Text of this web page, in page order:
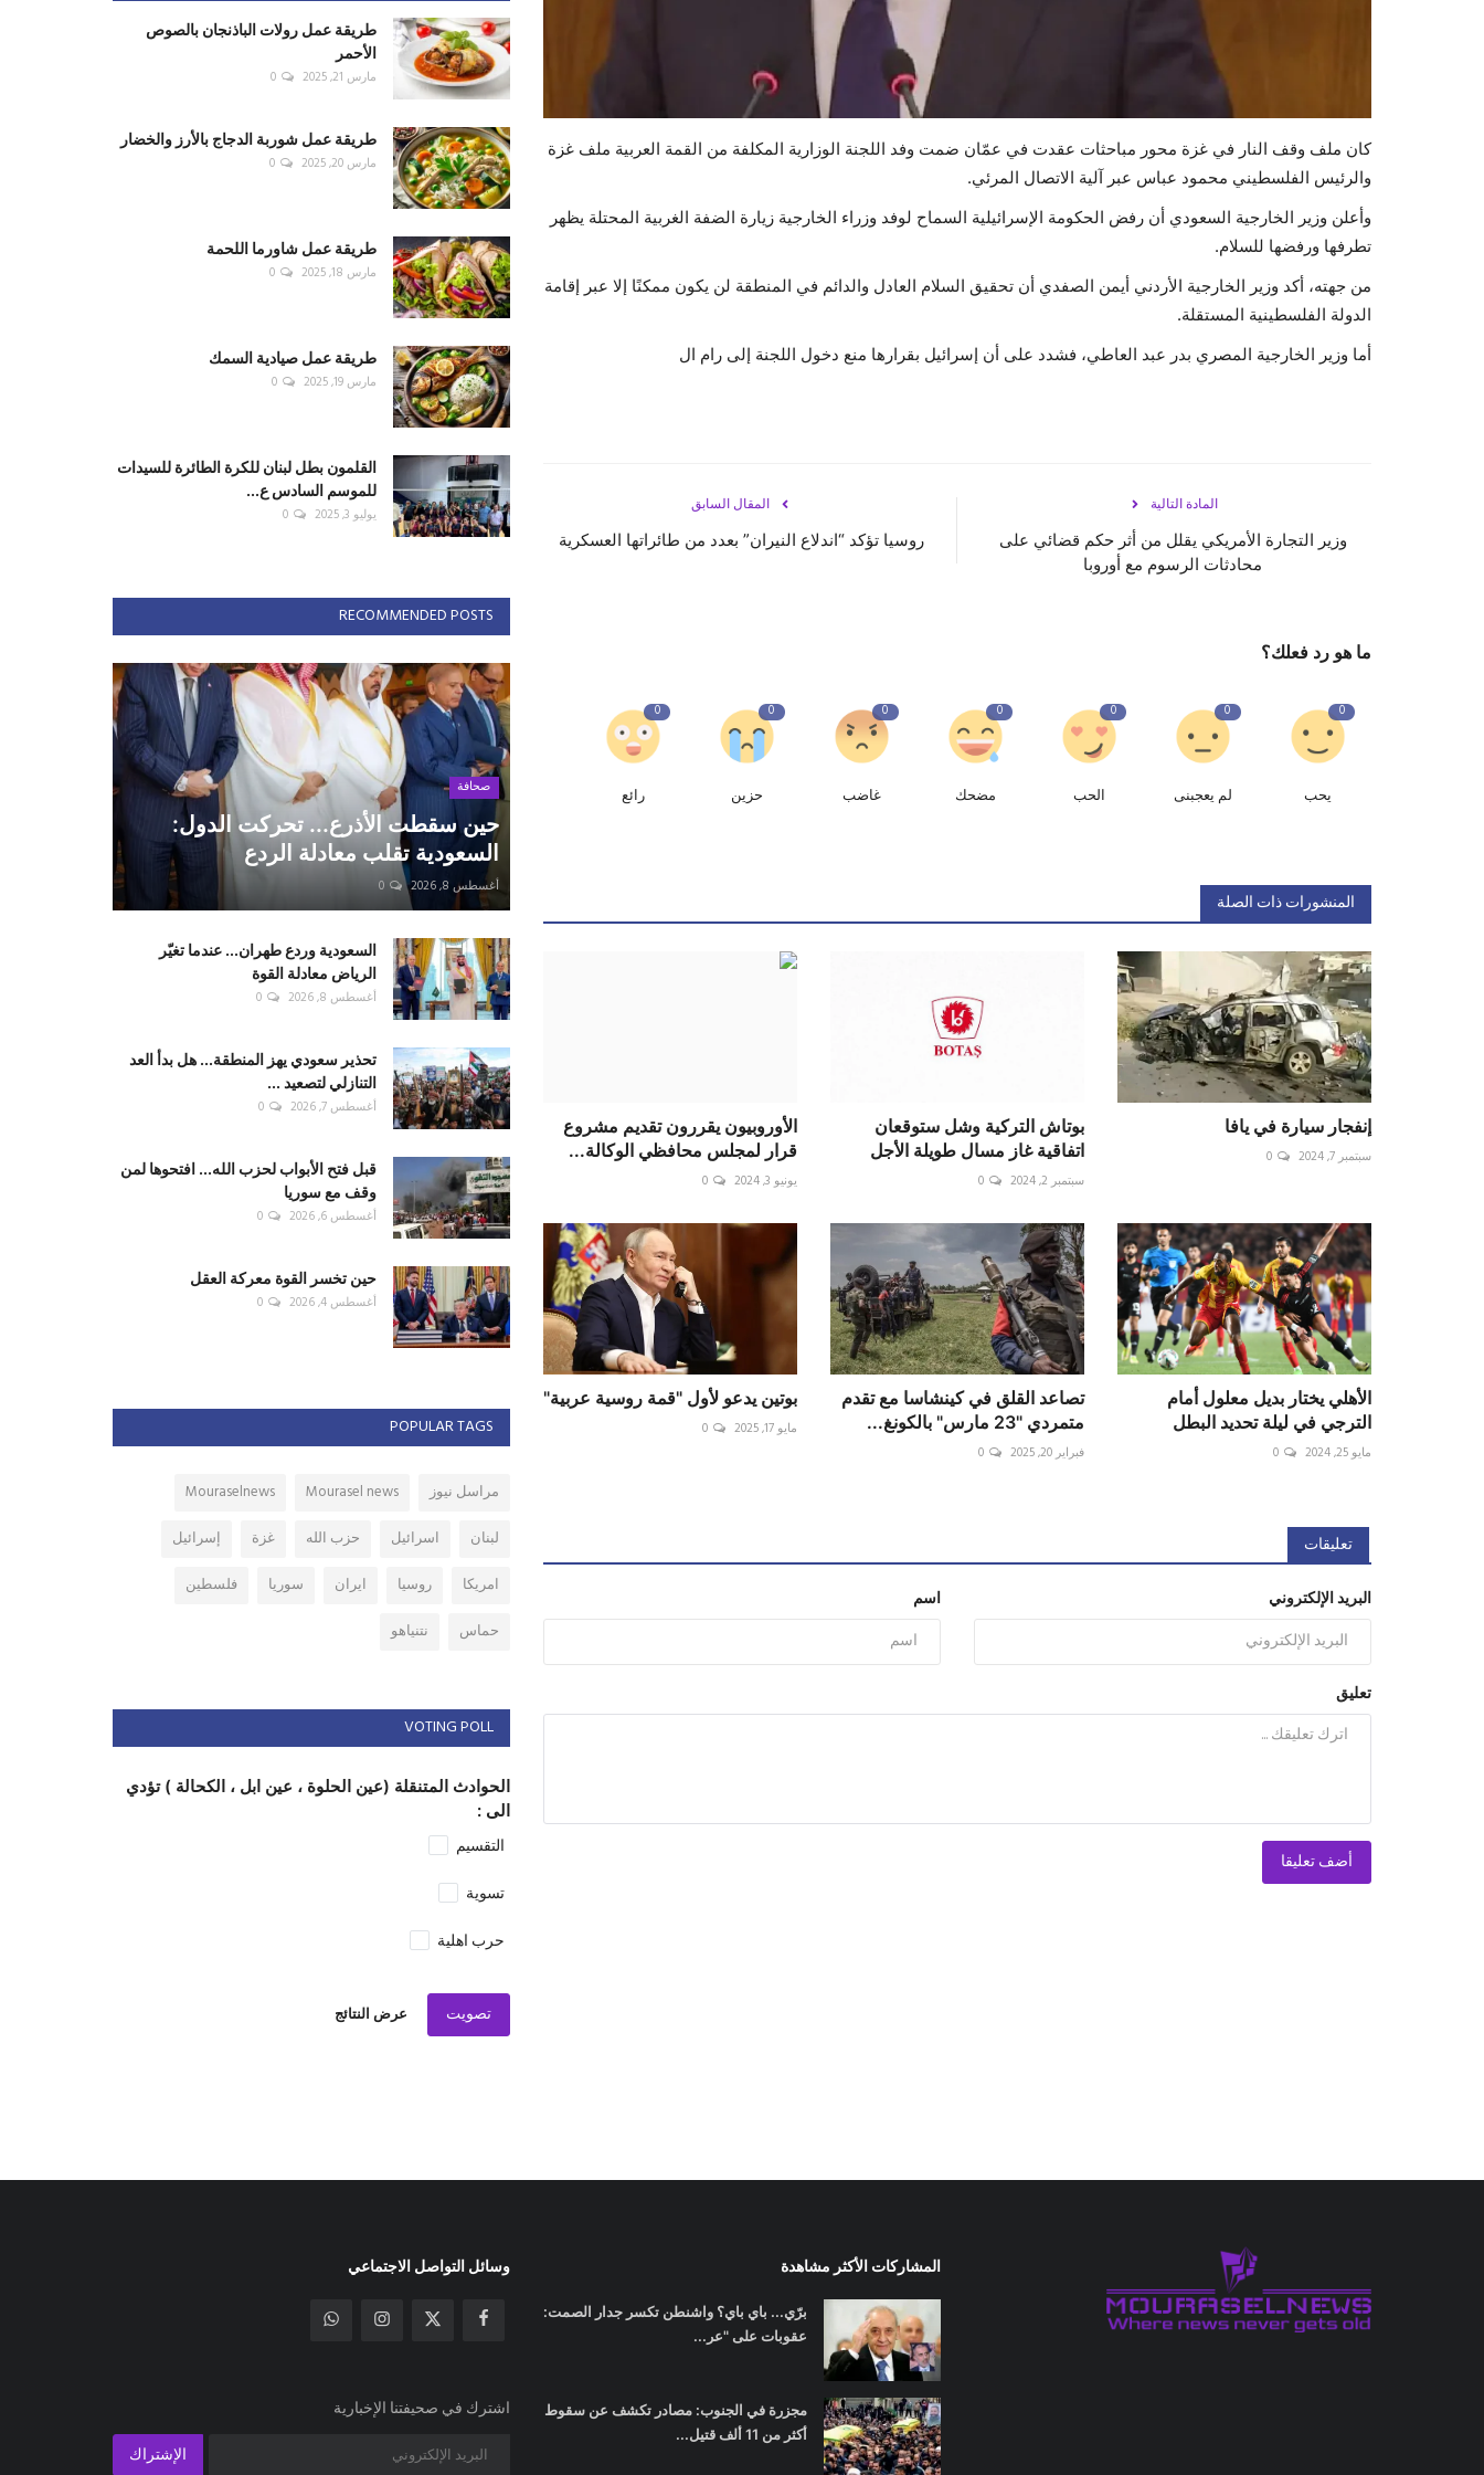
كان ملف وقف النار في غزة محور مباحثات عقدت في عمّان ضمت وفد اللجنة الوزارية المكلفة من القمة العربية ملف غزة
والرئيس الفلسطيني محمود عباس عبر آلية الاتصال المرئي.
وأعلن وزير الخارجية السعودي أن رفض الحكومة الإسرائيلية السماح لوفد وزراء الخارجية زيارة الضفة الغربية المحتلة يظهر
تطرفها ورفضها للسلام.
من جهته، أكد وزير الخارجية الأردني أيمن الصفدي أن تحقيق السلام العادل والدائم في المنطقة لن يكون ممكنًا إلا عبر إقامة
الدولة الفلسطينية المستقلة.
أما وزير الخارجية المصري بدر عبد العاطي، فشدد على أن إسرائيل بقرارها منع دخول اللجنة إلى رام ال
المقال السابق
روسيا تؤكد “اندلاع النيران” بعدد من طائراتها العسكرية
المادة التالية
وزير التجارة الأمريكي يقلل من أثر حكم قضائي على
محادثات الرسوم مع أوروبا
ما هو رد فعلك؟
0
يحب
0
لم يعجبنى
0
الحب
0
مضحك
0
غاضب
0
حزين
0
رائع
المنشورات ذات الصلة
إنفجار سيارة في يافا
سبتمبر 7, 2024 0
بوتاش التركية وشل ستوقعان
اتفاقية غاز مسال طويلة الأجل
سبتمبر 2, 2024 0
الأوروبيون يقررون تقديم مشروع
قرار لمجلس محافظي الوكالة...
يونيو 3, 2024 0
الأهلي يختار بديل معلول أمام
الترجي في ليلة تحديد البطل
مايو 25, 2024 0
تصاعد القلق في كينشاسا مع تقدم
متمردي "23 مارس" بالكونغ...
فبراير 20, 2025 0
بوتين يدعو لأول "قمة روسية عربية"
مايو 17, 2025 0
تعليقات
اسم البريد الإلكتروني
تعليق
أضف تعليقا
طريقة عمل رولات الباذنجان بالصوص
الأحمر
مارس 21, 2025 0
طريقة عمل شوربة الدجاج بالأرز والخضار
مارس 20, 2025 0
طريقة عمل شاورما اللحمة
مارس 18, 2025 0
طريقة عمل صيادية السمك
مارس 19, 2025 0
القلمون بطل لبنان للكرة الطائرة للسيدات
للموسم السادس ع...
يوليو 3, 2025 0
RECOMMENDED POSTS
صحافة
حين سقطت الأذرع... تحركت الدول:
السعودية تقلب معادلة الردع
أغسطس 8, 2026 0
السعودية وردع طهران... عندما تغيّر
الرياض معادلة القوة
أغسطس 8, 2026 0
تحذير سعودي يهز المنطقة... هل بدأ العد
التنازلي لتصعيد ...
أغسطس 7, 2026 0
قبل فتح الأبواب لحزب الله... افتحوها لمن
وقف مع سوريا
أغسطس 6, 2026 0
حين تخسر القوة معركة العقل
أغسطس 4, 2026 0
POPULAR TAGS
مراسل نيوز Mourasel news
Mouraselnews
لبنان
اسرائيل حزب الله غزة
إسرائيل
امريكا
روسيا ايران سوريا
فلسطين
حماس
نتنياهو
VOTING POLL
الحوادث المتنقلة (عين الحلوة ، عين ابل ، الكحالة ) تؤدي
الى :
التقسيم
تسوية
حرب اهلية
تصويت عرض النتائج
المشاركات الأكثر مشاهدة
برّي... باي باي؟ واشنطن تكسر جدار الصمت:
عقوبات على "عر...
مجزرة في الجنوب: مصادر تكشف عن سقوط
أكثر من 11 ألف قتيل...
وسائل التواصل الاجتماعي
اشترك في صحيفتنا الإخبارية
الإشتراك